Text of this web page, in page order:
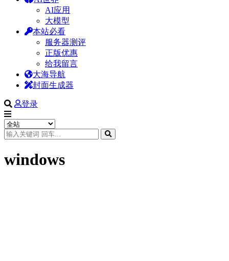
AI应用
大模型
本站必看
服务器测评
正版优惠
给我留言
大海导航
封面生成器
登录
windows